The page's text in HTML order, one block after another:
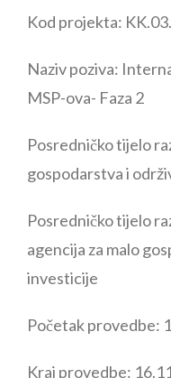
Kod projekta:
Naziv poziva:
MSP-ova- Faza 2
Posredničko tijelo
gospodarstva i
Posredničko tijelo
agencija za malo
investicije
Početak provedbe:
Kraj provedbe: